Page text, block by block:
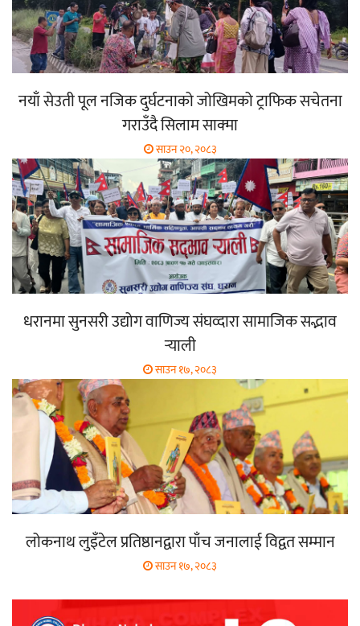
नयाँ सेउती पूल नजिक दुर्घटनाको जोखिमको ट्राफिक सचेतना
गराउँदै सिलाम साक्मा
साउन २०, २०८३
धरानमा सुनसरी उद्योग वाणिज्य संघव्दारा सामाजिक सद्भाव
र्‍याली
साउन १७, २०८३
लोकनाथ लुइँटेल प्रतिष्ठानद्वारा पाँच जनालाई विद्वत सम्मान
साउन १७, २०८३